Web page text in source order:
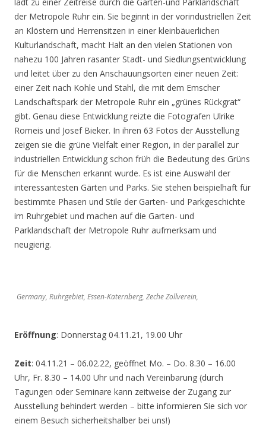
der Metropole Ruhr ein. Sie beginnt in der vorindustriellen Zeit
an Klöstern und Herrensitzen in einer kleinbäuerlichen
Kulturlandschaft, macht Halt an den vielen Stationen von
nahezu 100 Jahren rasanter Stadt- und Siedlungsentwicklung
und leitet über zu den Anschauungsorten einer neuen Zeit:
einer Zeit nach Kohle und Stahl, die mit dem Emscher
Landschaftspark der Metropole Ruhr ein „grünes Rückgrat“
gibt. Genau diese Entwicklung reizte die Fotografen Ulrike
Romeis und Josef Bieker. In ihren 63 Fotos der Ausstellung
zeigen sie die grüne Vielfalt einer Region, in der parallel zur
industriellen Entwicklung schon früh die Bedeutung des Grüns
für die Menschen erkannt wurde. Es ist eine Auswahl der
interessantesten Gärten und Parks. Sie stehen beispielhaft für
bestimmte Phasen und Stile der Garten- und Parkgeschichte
im Ruhrgebiet und machen auf die Garten- und
Parklandschaft der Metropole Ruhr aufmerksam und
neugierig.
Germany, Ruhrgebiet, Essen-Katernberg, Zeche Zollverein,
Eröffnung: Donnerstag 04.11.21, 19.00 Uhr
Zeit: 04.11.21 – 06.02.22, geöffnet Mo. – Do. 8.30 – 16.00
Uhr, Fr. 8.30 – 14.00 Uhr und nach Vereinbarung (durch
Tagungen oder Seminare kann zeitweise der Zugang zur
Ausstellung behindert werden – bitte informieren Sie sich vor
einem Besuch sicherheitshalber bei uns!)